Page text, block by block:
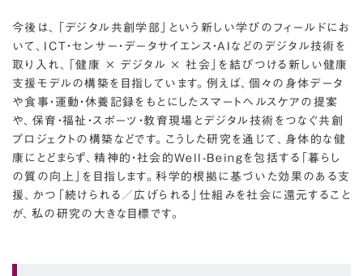
今後は、「デジタル共創学部」という新しい学びのフィールドにお
いて、ICT・センサー・データサイエンス・AIなどのデジタル技術を
取り入れ、「健康 × デジタル × 社会」を結びつける新しい健康
支援モデルの構築を目指しています。例えば、個々の身体データ
や食事・運動・休養記録をもとにしたスマートヘルスケアの提案
や、保育・福祉・スポーツ・教育現場とデジタル技術をつなぐ共創
プロジェクトの構築などです。こうした研究を通じて、身体的な健
康にとどまらず、精神的・社会的Well-Beingを包括する「暮らし
の質の向上」を目指します。科学的根拠に基づいた効果のある支
援、かつ「続けられる／広げられる」仕組みを社会に還元すること
が、私の研究の大きな目標です。